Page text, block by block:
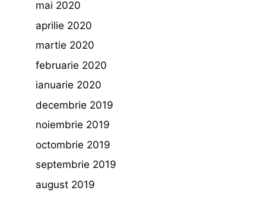
mai 2020
aprilie 2020
martie 2020
februarie 2020
ianuarie 2020
decembrie 2019
noiembrie 2019
octombrie 2019
septembrie 2019
august 2019